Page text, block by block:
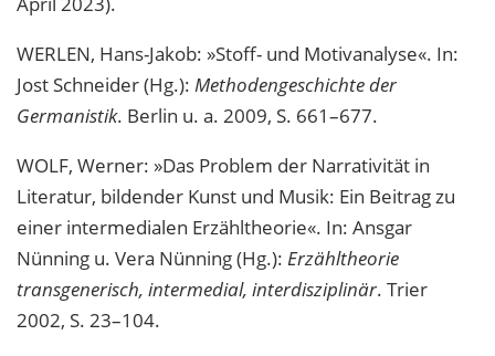
WERLEN, Hans-Jakob: »Stoff- und Motivanalyse«. In:
Jost Schneider (Hg.): Methodengeschichte der
Germanistik. Berlin u. a. 2009, S. 661–677.
WOLF, Werner: »Das Problem der Narrativität in
Literatur, bildender Kunst und Musik: Ein Beitrag zu
einer intermedialen Erzähltheorie«. In: Ansgar
Nünning u. Vera Nünning (Hg.): Erzähltheorie
transgenerisch, intermedial, interdisziplinär. Trier
2002, S. 23–104.